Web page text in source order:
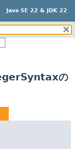
Java SE 22 & JDK 22
の